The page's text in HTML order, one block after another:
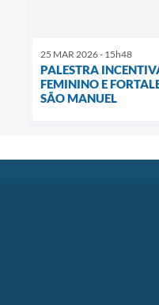
25 MAR 2026 - 15h48
PALESTRA
FEMININO E
SÃO MANUEL